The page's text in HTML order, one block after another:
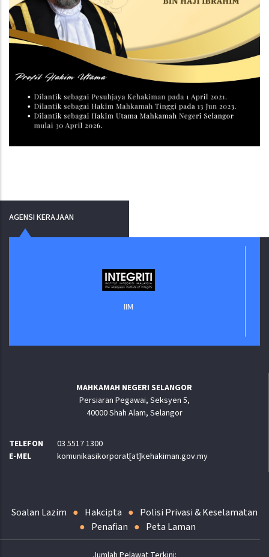
AGENSI KERAJAAN
MAHKAMAH NEGERI SELANGOR
Persiaran Pegawai, Seksyen 5,
40000 Shah Alam, Selangor
TELEFON
03 5517 1300
E-MEL
komunikasikorporat[at]kehakiman.gov.my
Soalan Lazim Hakcipta
Polisi Privasi & Keselamatan
Penafian
Peta Laman